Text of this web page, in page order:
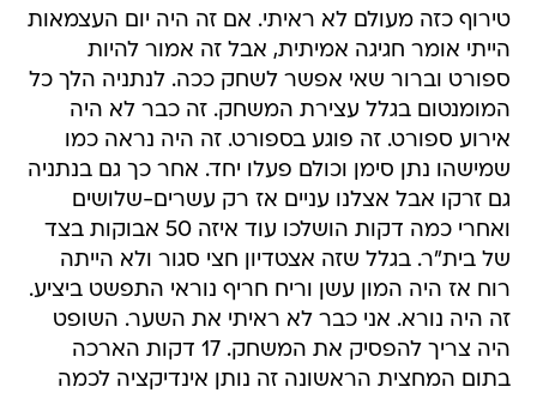
טירוף כזה מעולם לא ראיתי. אם זה היה יום העצמאות
הייתי אומר חגיגה אמיתית, אבל זה אמור להיות
ספורט וברור שאי אפשר לשחק ככה. לנתניה הלך כל
המומנטום בגלל עצירת המשחק. זה כבר לא היה
אירוע ספורט. זה פוגע בספורט. זה היה נראה כמו
שמישהו נתן סימן וכולם פעלו יחד. אחר כך גם בנתניה
גם זרקו אבל אצלנו עניים אז רק עשרים-שלושים
ואחרי כמה דקות הושלכו עוד איזה 50 אבוקות בצד
של בית"ר. בגלל שזה אצטדיון חצי סגור ולא הייתה
רוח אז היה המון עשן וריח חריף נוראי התפשט ביציע.
זה היה נורא. אני כבר לא ראיתי את השער. השופט
היה צריך להפסיק את המשחק. 17 דקות הארכה
בתום המחצית הראשונה זה נותן אינדיקציה לכמה